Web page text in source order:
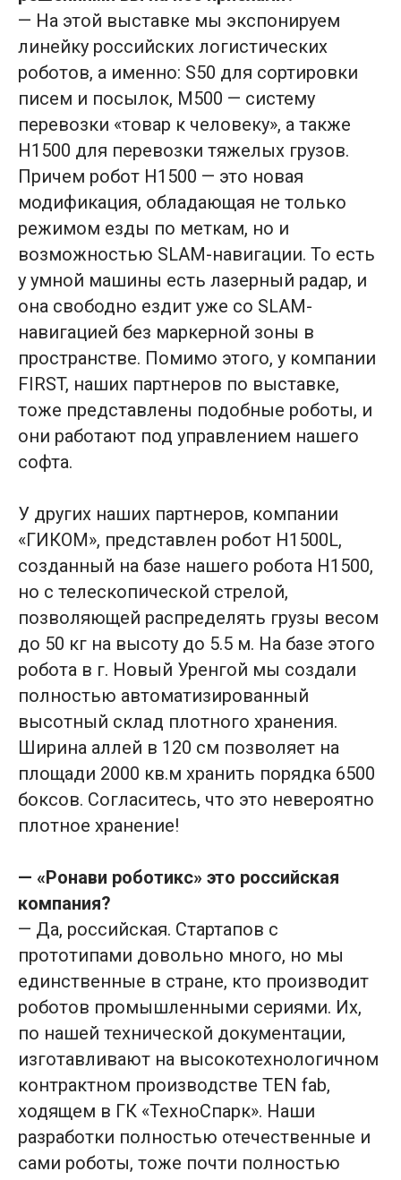
— На этой выставке мы экспонируем
линейку российских логистических
роботов, а именно: S50 для сортировки
писем и посылок, M500 — систему
перевозки «товар к человеку», а также
H1500 для перевозки тяжелых грузов.
Причем робот Н1500 — это новая
модификация, обладающая не только
режимом езды по меткам, но и
возможностью SLAM-навигации. То есть
у умной машины есть лазерный радар, и
она свободно ездит уже со SLAM-
навигацией без маркерной зоны в
пространстве. Помимо этого, у компании
FIRST, наших партнеров по выставке,
тоже представлены подобные роботы, и
они работают под управлением нашего
софта.
У других наших партнеров, компании
«ГИКОМ», представлен робот H1500L,
созданный на базе нашего робота H1500,
но с телескопической стрелой,
позволяющей распределять грузы весом
до 50 кг на высоту до 5.5 м. На базе этого
робота в г. Новый Уренгой мы создали
полностью автоматизированный
высотный склад плотного хранения.
Ширина аллей в 120 см позволяет на
площади 2000 кв.м хранить порядка 6500
боксов. Согласитесь, что это невероятно
плотное хранение!
— «Ронави роботикс» это российская
компания?
— Да, российская. Стартапов с
прототипами довольно много, но мы
единственные в стране, кто производит
роботов промышленными сериями. Их,
по нашей технической документации,
изготавливают на высокотехнологичном
контрактном производстве TEN fab,
ходящем в ГК «ТехноСпарк». Наши
разработки полностью отечественные и
сами роботы, тоже почти полностью